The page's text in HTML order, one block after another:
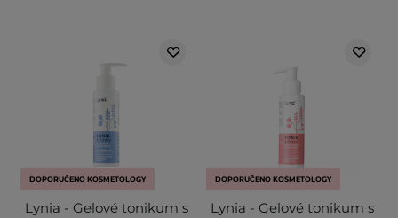
DOPORUČENO KOSMETOLOGY
Lynia - Gelové tonikum s
DOPORUČENO KOSMETOLOGY
Lynia - Gelové tonikum s